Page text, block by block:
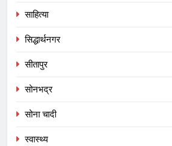
साहित्या
सिद्धार्थनगर
सीतापुर
सोनभद्र
सोना चादी
स्वास्थ्य